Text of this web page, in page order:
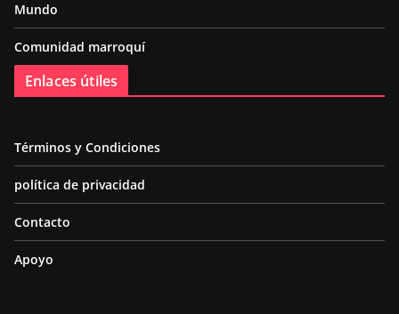
Mundo
Comunidad marroquí
Enlaces útiles
Términos y Condiciones
política de privacidad
Contacto
Apoyo